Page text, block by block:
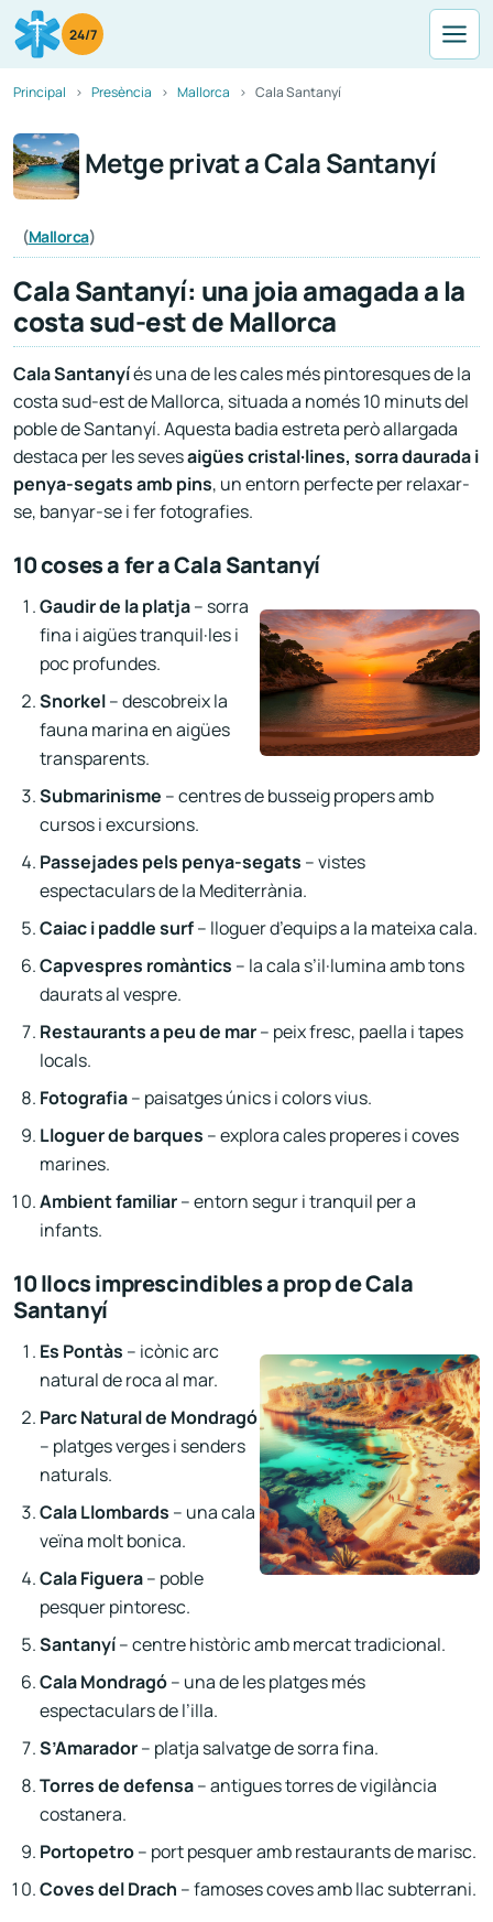
24/7
Principal Presència Mallorca Cala Santanyí
Metge privat a Cala Santanyí
(Mallorca)
Cala Santanyí: una joia amagada a la
costa sud-est de Mallorca
Cala Santanyíés una de les cales més pintoresques de la
costa sud-est de Mallorca, situada a només 10 minuts del
poble de Santanyí. Aquesta badia estreta però allargada
destaca per les sevesaigües cristal·lines, sorra daurada i
penya-segats amb pins, un entorn perfecte per relaxar-
se, banyar-se i fer fotografies.
10 coses a fer a Cala Santanyí
Gaudir de la platja– sorra
fina i aigües tranquil·les i
poc profundes.
Snorkel– descobreix la
fauna marina en aigües
transparents.
Submarinisme – centres de busseig propers amb
cursos i excursions.
Passejades pels penya-segats – vistes
espectaculars de la Mediterrània.
Caiac i paddle surf– lloguer d’equips a la mateixa cala.
Capvespres romàntics – la cala s’il·lumina amb tons
daurats al vespre.
Restaurants a peu de mar– peix fresc, paella i tapes
locals.
Fotografia– paisatges únics i colors vius.
Lloguer de barques – explora cales properes i coves
marines.
Ambient familiar– entorn segur i tranquil per a
infants.
10 llocs imprescindibles a prop de Cala
Santanyí
Es Pontàs – icònic arc
natural de roca al mar.
Parc Natural de Mondragó
– platges verges i senders
naturals.
Cala Llombards – una cala
veïna molt bonica.
Cala Figuera– poble
pesquer pintoresc.
Santanyí– centre històric amb mercat tradicional.
Cala Mondragó– una de les platges més
espectaculars de l’illa.
S’Amarador– platja salvatge de sorra fina.
Torres de defensa– antigues torres de vigilància
costanera.
Portopetro– port pesquer amb restaurants de marisc.
Coves del Drach – famoses coves amb llac subterrani.